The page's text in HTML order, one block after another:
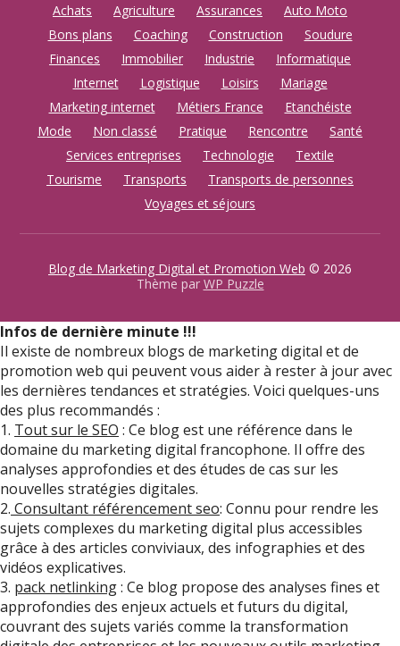
Achats Agriculture Assurances
Auto Moto
Bons plans
Coaching Construction
Soudure
Finances
Immobilier Industrie
Informatique
Internet
Logistique Loisirs
Mariage
Marketing internet
Métiers France
Etanchéiste
Mode
Non classé Pratique Rencontre
Santé
Services entreprises
Technologie
Textile
Tourisme
Transports
Transports de personnes
Voyages et séjours
Blog de Marketing Digital et Promotion Web © 2026
Thème par WP Puzzle
Infos de dernière minute !!!
Il existe de nombreux blogs de marketing digital et de
promotion web qui peuvent vous aider à rester à jour avec
les dernières tendances et stratégies. Voici quelques-uns
des plus recommandés :
1. Tout sur le SEO : Ce blog est une référence dans le
domaine du marketing digital francophone. Il offre des
analyses approfondies et des études de cas sur les
nouvelles stratégies digitales.
2. Consultant référencement seo: Connu pour rendre les
sujets complexes du marketing digital plus accessibles
grâce à des articles conviviaux, des infographies et des
vidéos explicatives.
3. pack netlinking: Ce blog propose des analyses fines et
approfondies des enjeux actuels et futurs du digital,
couvrant des sujets variés comme la transformation